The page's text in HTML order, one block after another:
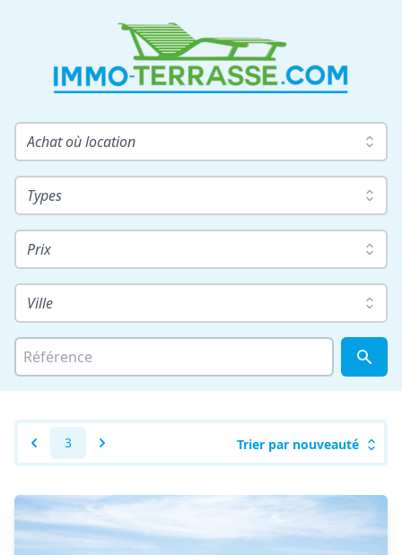
Achat où location
Types
Prix
Ville
3 Trier par nouveauté